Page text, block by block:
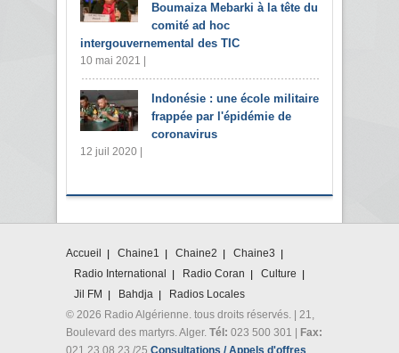
Boumaiza Mebarki à la tête du
comité ad hoc
intergouvernemental des TIC
10 mai 2021 |
Indonésie : une école militaire
frappée par l'épidémie de
coronavirus
12 juil 2020 |
Accueil Chaine1 Chaine2
Chaine3
Radio International
Radio Coran
Culture
Jil FM
Bahdja
Radios Locales
© 2026 Radio Algérienne. tous droits réservés. | 21,
Boulevard des martyrs. Alger. Tél: 023 500 301 |
Fax: